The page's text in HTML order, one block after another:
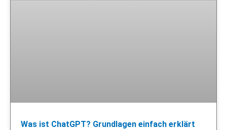
Was ist ChatGPT? Grundlagen einfach erklärt